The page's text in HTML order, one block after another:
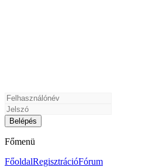
Főmenü
FőoldalRegisztrációFórum